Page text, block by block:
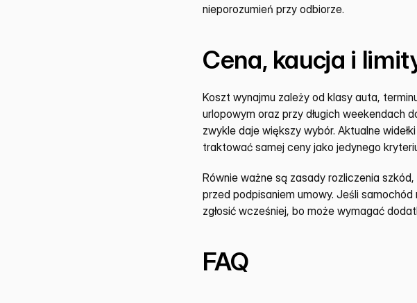
nieporozumień przy odbiorze.
Cena, kaucja i
Koszt wynajmu zależy od klasy auta,
urlopowym oraz przy długich weekendach
zwykle daje większy wybór. Aktualne
traktować samej ceny jako jedynego
Równie ważne są zasady rozliczenia
przed podpisaniem umowy. Jeśli
zgłosić wcześniej, bo może wymagać
FAQ